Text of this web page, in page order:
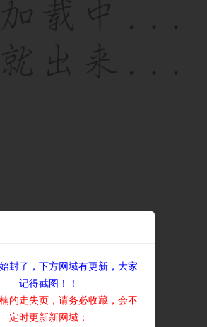
封了，下方网域有更新，大家
记得截图！！
的走失页，请务必收藏，会不
定时更新新网域：